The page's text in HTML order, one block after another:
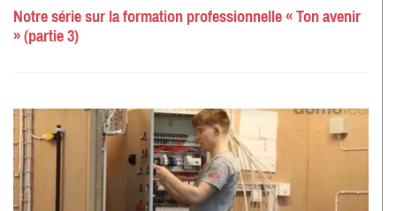
Notre série sur la formation professionnelle « Ton avenir
» (partie 3)